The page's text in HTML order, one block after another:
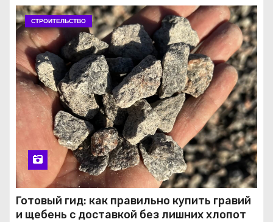
СТРОИТЕЛЬСТВО
Готовый гид: как правильно купить гравий
и щебень с доставкой без лишних хлопот